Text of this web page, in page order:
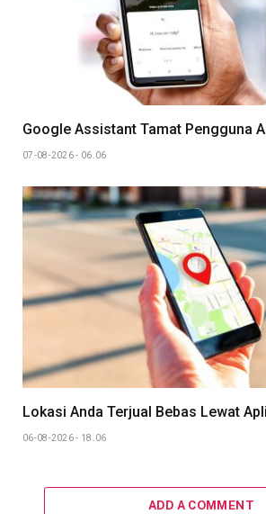
Google Assistant Tamat Pengguna
07-08-2026 - 06.06
Lokasi Anda Terjual Bebas Lewat
06-08-2026 - 18.06
ADD A COMMENT